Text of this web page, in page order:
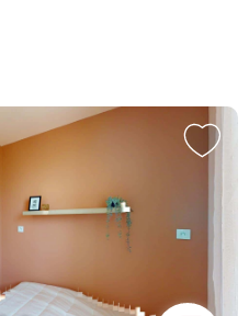
une assurance habitation+++